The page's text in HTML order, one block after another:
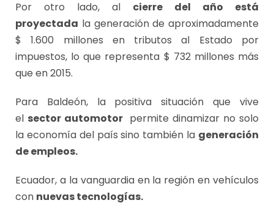
Por otro lado, al cierre del año está
proyectada la generación de aproximadamente
$ 1.600 millones en tributos al Estado por
impuestos, lo que representa $ 732 millones más
que en 2015.
Para Baldeón, la positiva situación que vive
el sector automotor permite dinamizar no solo
la economía del país sino también la generación
de empleos.
Ecuador, a la vanguardia en la región en vehículos
con nuevas tecnologías.